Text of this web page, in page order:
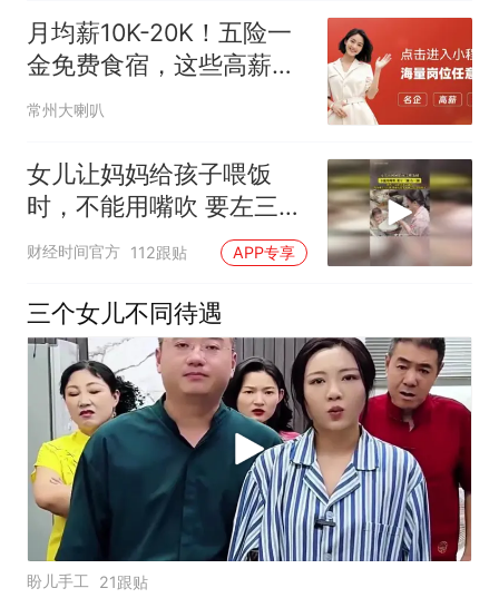
月均薪10K-20K！五险一
金免费食宿，这些高薪好
岗职等你来！
常州大喇叭
女儿让妈妈给孩子喂饭
时，不能用嘴吹 要左三圈
右三圈！
财经时间官方 112跟贴 APP专享
三个女儿不同待遇
盼儿手工 21跟贴